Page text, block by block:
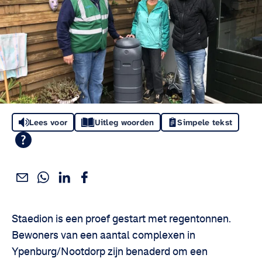
Lees voor Uitleg woorden Simpele tekst
Deel het artikel:
Deel dit via e-mail
Deel dit via WhatsApp
Deel dit via Linkedin
Deel dit via Facebook
Staedion is een proef gestart met regentonnen.
Bewoners van een aantal complexen in
Ypenburg/Nootdorp zijn benaderd om een